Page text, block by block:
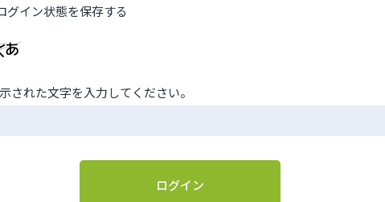
グイン状態を保存する
された文字を入力してください。